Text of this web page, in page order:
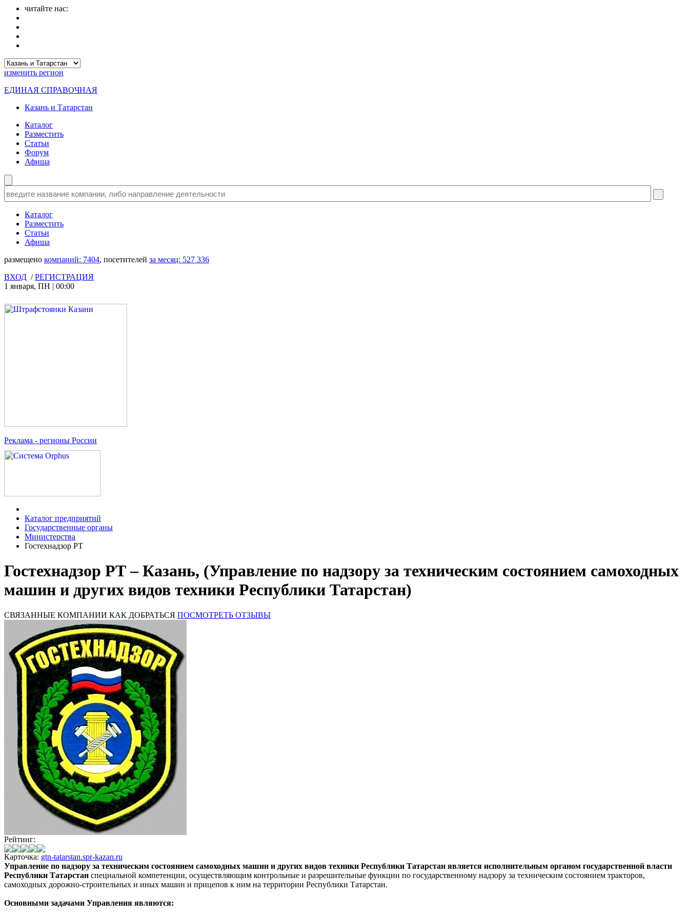
читайте нас:
изменить регион
ЕДИНАЯ СПРАВОЧНАЯ
Казань и Татарстан
Каталог
Разместить
Статьи
Форум
Афиша
Каталог
Разместить
Статьи
Афиша
размещено компаний: 7404, посетителей за месяц: 527 336
ВХОД /РЕГИСТРАЦИЯ
1 января, ПН | 00:00
Реклама - регионы России
Каталог предприятий
Государственные органы
Министерства
Гостехнадзор РТ
Гостехнадзор РТ – Казань, (Управление по надзору за техническим состоянием самоходных
машин и других видов техники Республики Татарстан)
СВЯЗАННЫЕ КОМПАНИИ КАК ДОБРАТЬСЯ ПОСМОТРЕТЬ ОТЗЫВЫ
Рейтинг:
Карточка: gtn-tatarstan.spr-kazan.ru
Управление по надзору за техническим состоянием самоходных машин и других видов техники Республики Татарстан является исполнительным органом государственной власти
Республики Татарстан специальной компетенции, осуществляющим контрольные и разрешительные функции по государственному надзору за техническим состоянием тракторов,
самоходных дорожно-строительных и иных машин и прицепов к ним на территории Республики Татарстан.
Основными задачами Управления являются: